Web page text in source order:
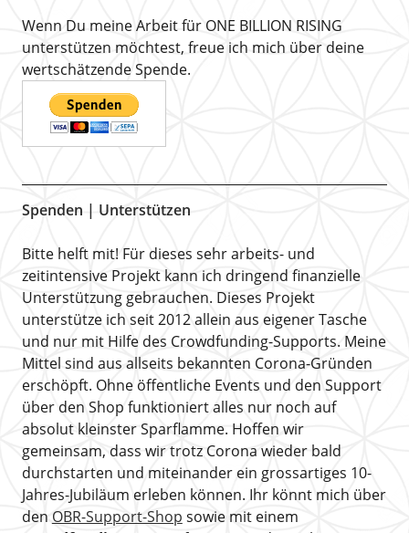
Wenn Du meine Arbeit für ONE BILLION RISING
unterstützen möchtest, freue ich mich über deine
wertschätzende Spende.
Spenden | Unterstützen
Bitte helft mit! Für dieses sehr arbeits- und
zeitintensive Projekt kann ich dringend finanzielle
Unterstützung gebrauchen. Dieses Projekt
unterstütze ich seit 2012 allein aus eigener Tasche
und nur mit Hilfe des Crowdfunding-Supports. Meine
Mittel sind aus allseits bekannten Corona-Gründen
erschöpft. Ohne öffentliche Events und den Support
über den Shop funktioniert alles nur noch auf
absolut kleinster Sparflamme. Hoffen wir
gemeinsam, dass wir trotz Corona wieder bald
durchstarten und miteinander ein grossartiges 10-
Jahres-Jubiläum erleben können. Ihr könnt mich über
den OBR-Support-Shop sowie mit einem